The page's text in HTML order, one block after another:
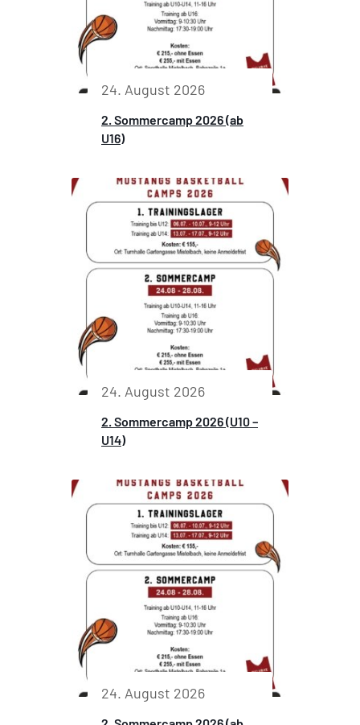
24. August 2026
2. Sommercamp 2026 (ab
U16)
24. August 2026
2. Sommercamp 2026 (U10 –
U14)
24. August 2026